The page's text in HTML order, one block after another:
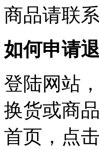
商品请联
如何申请
登陆网站
换货或商
首页，点